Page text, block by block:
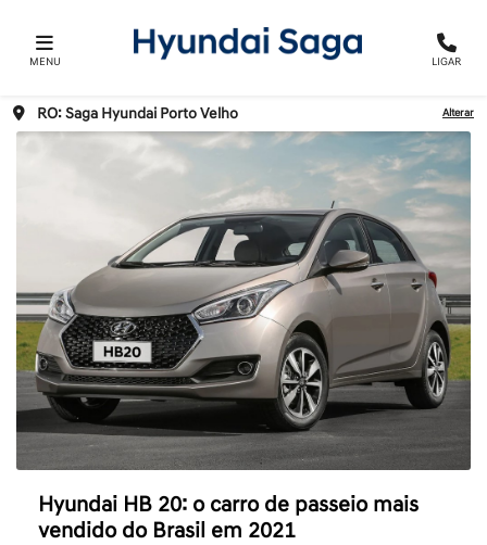
MENU LIGAR
RO: Saga Hyundai Porto Velho Alterar
Hyundai HB 20: o carro de passeio mais
vendido do Brasil em 2021